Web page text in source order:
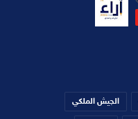
الجيش الملكي